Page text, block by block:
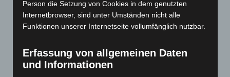
Blaulicht
Corona-News
Langenhagen und Ortsteile
Leserbriefe
Person die Setzung von Cookies in dem genutzten
Internetbrowser, sind unter Umständen nicht alle
Funktionen unserer Internetseite vollumfänglich nutzbar.
Erfassung von allgemeinen Daten
und Informationen